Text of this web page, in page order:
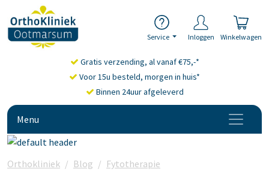
Service Inloggen Winkelwagen
Gratis verzending, al vanaf €75,-*
Voor 15u besteld, morgen in huis*
Binnen 24uur afgeleverd
Menu
Orthokliniek Blog Fytotherapie